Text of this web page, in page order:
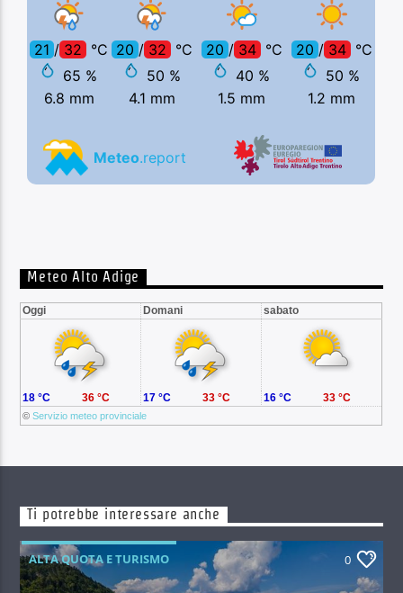
Meteo Alto Adige
Oggi Domani sabato
©Servizio meteo provinciale
18 °C 36 °C 17 °C 33 °C 16 °C 33 °C
Ti potrebbe interessare anche
ALTA QUOTA E TURISMO 0